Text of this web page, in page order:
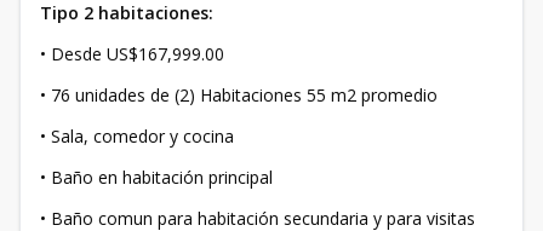
Tipo 2 habitaciones:
• Desde US$167,999.00
• 76 unidades de (2) Habitaciones 55 m2 promedio
• Sala, comedor y cocina
• Baño en habitación principal
• Baño comun para habitación secundaria y para visitas